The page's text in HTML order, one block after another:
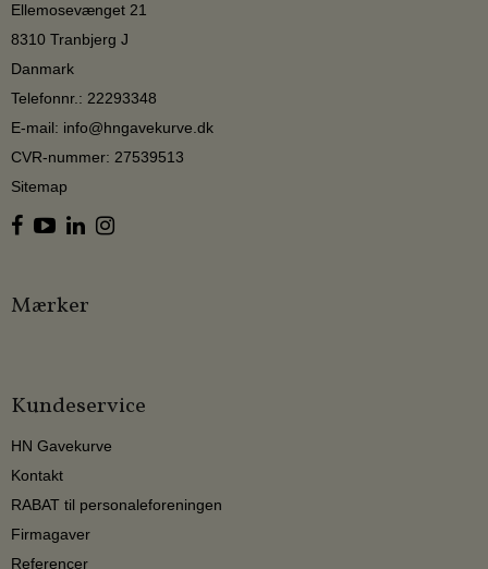
Ellemosevænget 21
8310 Tranbjerg J
Danmark
Telefonnr.: 22293348
E-mail: info@hngavekurve.dk
CVR-nummer: 27539513
Sitemap
Mærker
Kundeservice
HN Gavekurve
Kontakt
RABAT til personaleforeningen
Firmagaver
Referencer